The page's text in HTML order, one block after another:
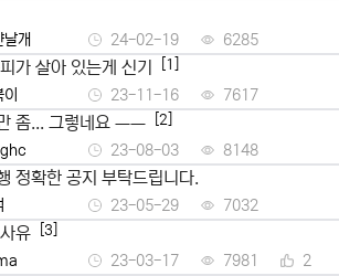
날개 24-02-19 6285
가 살아 있는게 신기 [1]
23-11-16 7617
좀... 그렇네요 ㅡㅡ [2]
23-08-03 8148
정확한 공지 부탁드립니다.
23-05-29 7032
유 [3]
23-03-17 7981 2